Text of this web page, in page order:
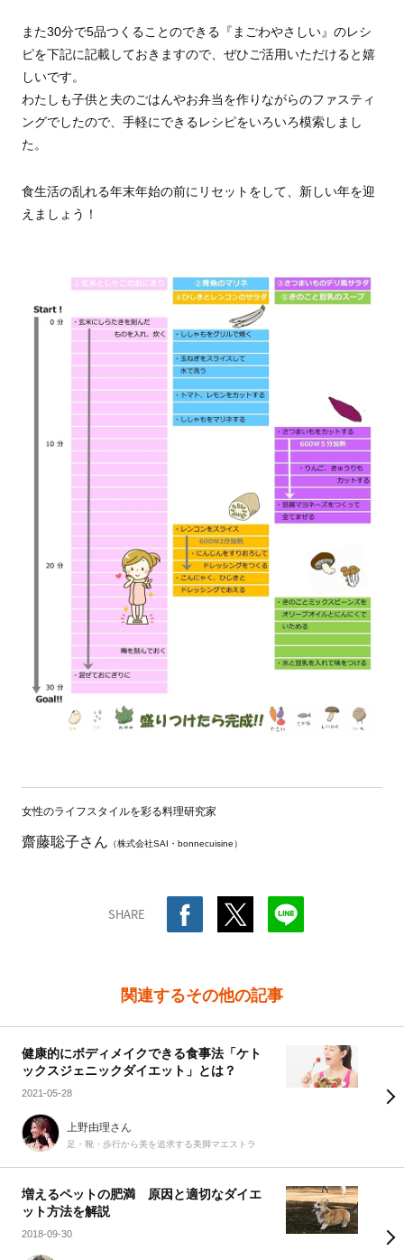
また30分で5品つくることのできる『まごわやさしい』のレシ
ピを下記に記載しておきますので、ぜひご活用いただけると嬉
しいです。
わたしも子供と夫のごはんやお弁当を作りながらのファスティ
ングでしたので、手軽にできるレシピをいろいろ模索しまし
た。
食生活の乱れる年末年始の前にリセットをして、新しい年を迎
えましょう！
女性のライフスタイルを彩る料理研究家
齋藤聡子さん （株式会社SAI・bonnecuisine）
SHARE
関連するその他の記事
健康的にボディメイクできる食事法「ケト
ックスジェニックダイエット」とは？
2021-05-28
上野由理さん
足・靴・歩行から美を追求する美脚マエストラ
増えるペットの肥満 原因と適切なダイエ
ット方法を解説
2018-09-30